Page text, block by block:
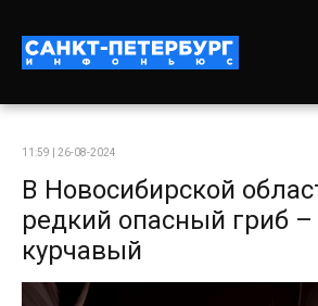
11:59 | 26-08-2024
В Новосибирской
редкий опасный гриб
курчавый